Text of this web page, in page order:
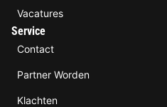
Vacatures
Service
Contact
Partner Worden
Klachten